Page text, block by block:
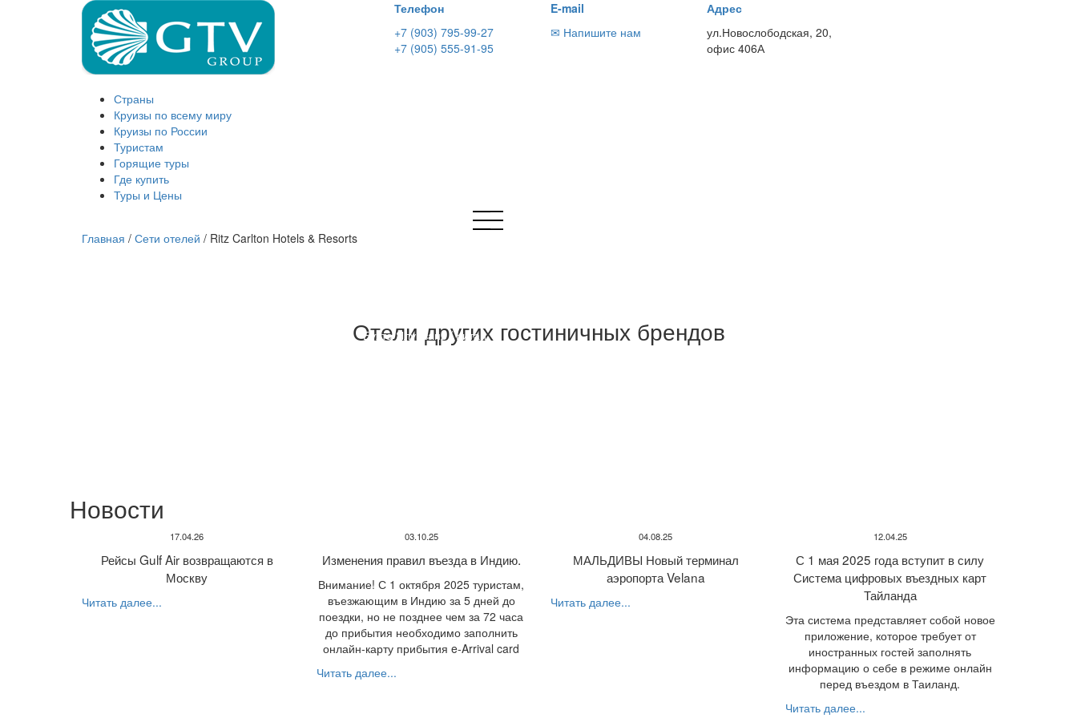
Телефон
+7 (903) 795-99-27
+7 (905) 555-91-95
E-mail
✉ Напишите нам
Адрес
ул.Новослободская, 20,
офис 406А
Страны
Круизы по всему миру
Круизы по России
Туристам
Горящие туры
Где купить
Туры и Цены
Главная / Сети отелей / Ritz Carlton Hotels & Resorts
Бухта Ялунвань / Китай
Отели других гостиничных брендов
Новости
17.04.26
Рейсы Gulf Air возвращаются в
Москву
Читать далее...
03.10.25
Изменения правил въезда в Индию.
Внимание! С 1 октября 2025 туристам,
въезжающим в Индию за 5 дней до
поездки, но не позднее чем за 72 часа
до прибытия необходимо заполнить
онлайн-карту прибытия e-Arrival card
Читать далее...
04.08.25
МАЛЬДИВЫ Новый терминал
аэропорта Velana
Читать далее...
12.04.25
С 1 мая 2025 года вступит в силу
Система цифровых въездных карт
Тайланда
Эта система представляет собой новое
приложение, которое требует от
иностранных гостей заполнять
информацию о себе в режиме онлайн
перед въездом в Таиланд.
Читать далее...